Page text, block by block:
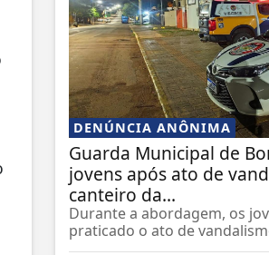
DENÚNCIA ANÔNIMA
Guarda Municipal de
jovens após ato de
canteiro da...
Durante a abordagem, os
praticado o ato de